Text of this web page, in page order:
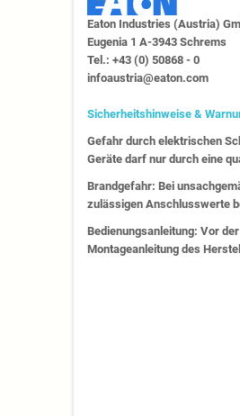
Eaton Industries (Austria)
Eugenia 1​ A-3943 Schrems
Tel.: +43 (0) 50868 - 0​
infoaustria@eaton.com
Sicherheitshinweise &
Gefahr durch elektrischen
Geräte darf nur durch eine
Brandgefahr: Bei
zulässigen Anschlusswerte
Bedienungsanleitung: Vor
Montageanleitung des